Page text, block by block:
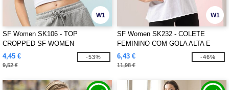
W1
SF Women SK106 - TOP
CROPPED SF WOMEN
4,45 €
9,52 €
-53%
W1
SF Women SK232 - COLETE
FEMININO COM GOLA ALTA E
CAVA SLASH
6,43 €
11,98 €
-46%